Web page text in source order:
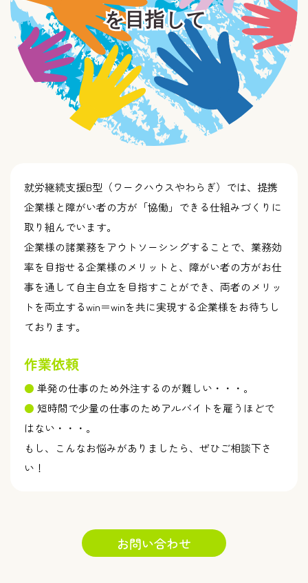
就労継続支援B型（ワークハウスやわらぎ）では、提携
企業様と障がい者の方が「協働」できる仕組みづくりに
取り組んでいます。
企業様の諸業務をアウトソーシングすることで、業務効
率を目指せる企業様のメリットと、障がい者の方がお仕
事を通して自主自立を目指すことができ、両者のメリッ
トを両立するwin＝winを共に実現する企業様をお待ちし
ております。
作業依頼
● 単発の仕事のため外注するのが難しい・・・。
● 短時間で少量の仕事のためアルバイトを雇うほどで
はない・・・。
もし、こんなお悩みがありましたら、ぜひご相談下さ
い！
お問い合わせ